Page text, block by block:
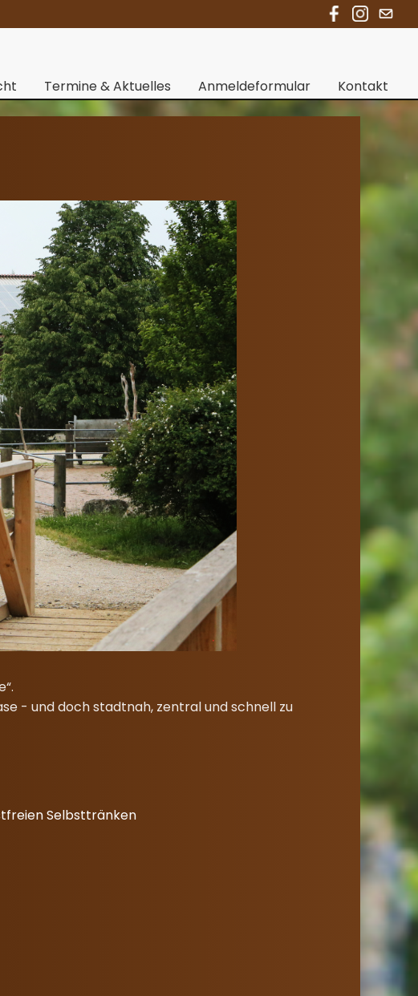
Termine & Aktuelles Anmeldeformular Kontakt
- und doch stadtnah, zentral und schnell zu
Selbsttränken